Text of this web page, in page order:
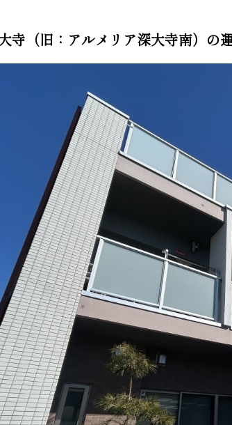
寺（旧：アルメリア深大寺南）の